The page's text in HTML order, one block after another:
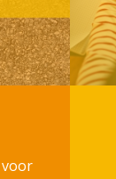
voor